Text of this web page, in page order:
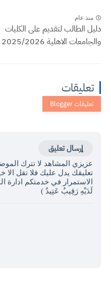
منذ عام
دليل الطالب لتقديم على الكليات
والجامعات الاهلية 2025/2026
تعليقات
إرسال تعليق
عزيزي المشاهد لا تترك
تعليقك يدل عليك فلا تقل الا
الاستمرار في خدمتكم ادارة
لَدَيْهِ رَقِيبٌ عَتِيدٌ )